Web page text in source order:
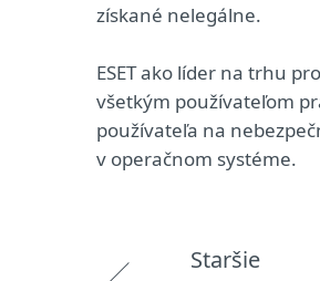
získané nelegálne.
ESET ako líder na trhu
všetkým používateľom
používateľa na
v operačnom systéme.
Staršie